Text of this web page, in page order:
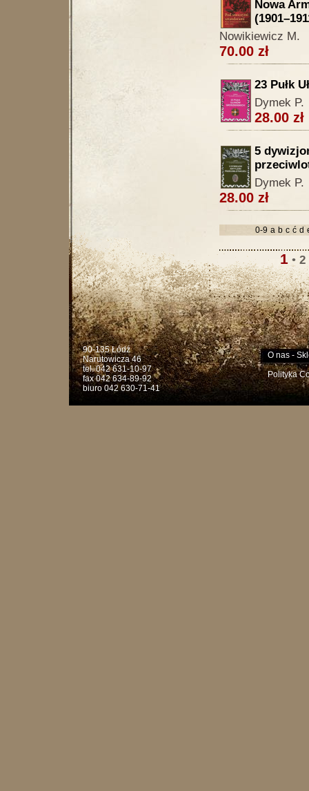
Nowa
Nowikiewicz M.
70.00 zł
23 Pułk
Dymek P.
28.00 zł
5
Dymek P.
28.00 zł
0-9 a b c ć d
1 • 2
90-135 Łódź
Narutowicza 46
tel. 042 631-10-97
fax 042 634-89-92
biuro 042 630-71-41
O nas-
Polityka